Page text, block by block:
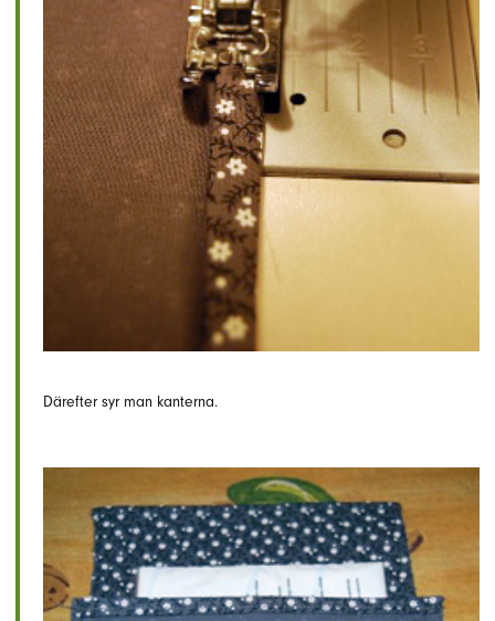
Därefter syr man kanterna.